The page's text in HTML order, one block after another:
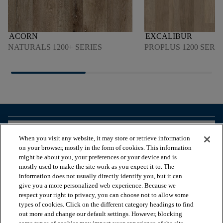
ACORN
NATURALS 1200+ SERIES
EXCALIBUR
PROPLUS 1200
NÜTZLICHE TOOLS
UNSERE DIENSTLEISTUNGEN
When you visit any website, it may store or retrieve information
on your browser, mostly in the form of cookies. This information
might be about you, your preferences or your device and is
mostly used to make the site work as you expect it to. The
information does not usually directly identify you, but it can
give you a more personalized web experience. Because we
respect your right to privacy, you can choose not to allow some
types of cookies. Click on the different category headings to find
out more and change our default settings. However, blocking